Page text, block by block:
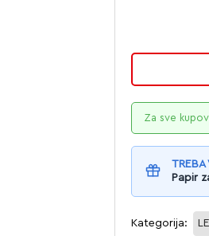
Za sve
TREBA
Papir
Kategorija: